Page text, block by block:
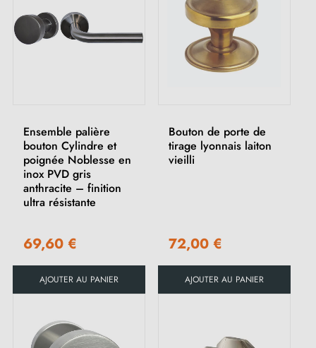
Ensemble palière
bouton Cylindre et
poignée Noblesse en
inox PVD gris
anthracite – finition
ultra résistante
69,60 €
AJOUTER AU PANIER
Bouton de porte de
tirage lyonnais laiton
vieilli
72,00 €
AJOUTER AU PANIER